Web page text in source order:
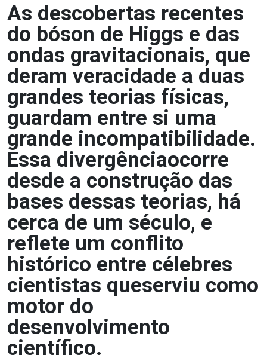
As descobertas recentes
do bóson de Higgs e das
ondas gravitacionais, que
deram veracidade a duas
grandes teorias físicas,
guardam entre si uma
grande incompatibilidade.
Essa divergênciaocorre
desde a construção das
bases dessas teorias, há
cerca de um século, e
reflete um conflito
histórico entre célebres
cientistas queserviu como
motor do
desenvolvimento
científico.